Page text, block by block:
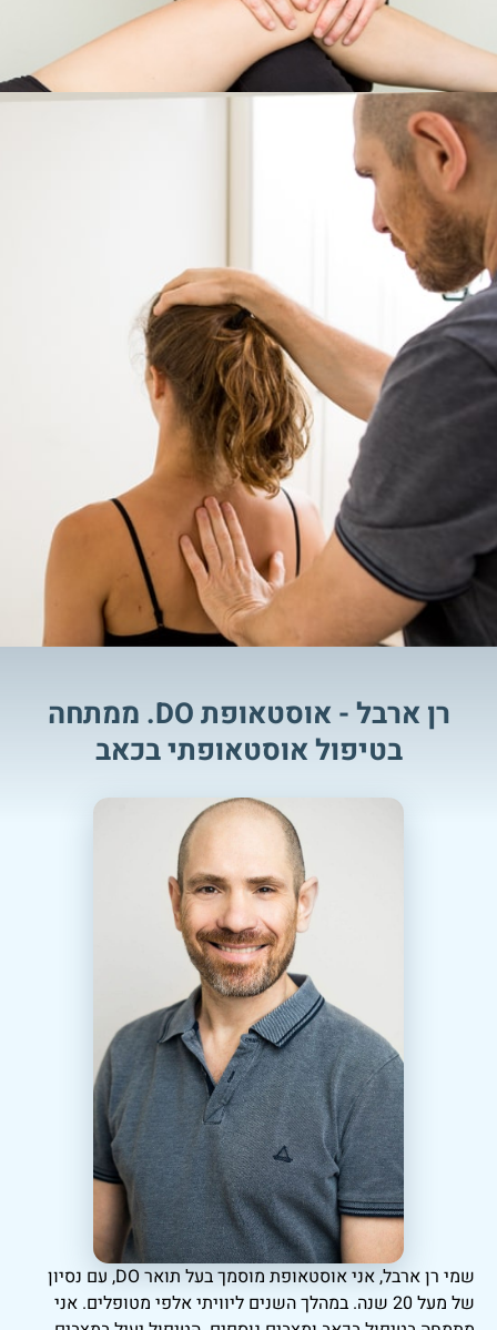
רן ארבל - אוסטאופת DO. ממתחה
בטיפול אוסטאופתי בכאב
שמי רן ארבל, אני אוסטאופת מוסמך בעל תואר DO, עם נסיון
של מעל 20 שנה. במהלך השנים ליוויתי אלפי מטופלים. אני